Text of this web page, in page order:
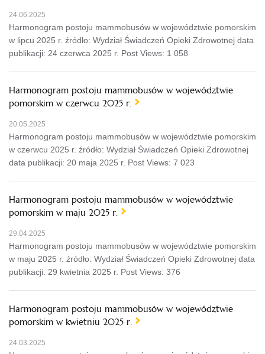
24.06.2025
Harmonogram postoju mammobusów w województwie pomorskim
w lipcu 2025 r. źródło: Wydział Świadczeń Opieki Zdrowotnej data
publikacji: 24 czerwca 2025 r. Post Views: 1 058
Harmonogram postoju mammobusów w województwie
pomorskim w czerwcu 2025 r.
20.05.2025
Harmonogram postoju mammobusów w województwie pomorskim
w czerwcu 2025 r. źródło: Wydział Świadczeń Opieki Zdrowotnej
data publikacji: 20 maja 2025 r. Post Views: 7 023
Harmonogram postoju mammobusów w województwie
pomorskim w maju 2025 r.
29.04.2025
Harmonogram postoju mammobusów w województwie pomorskim
w maju 2025 r. źródło: Wydział Świadczeń Opieki Zdrowotnej data
publikacji: 29 kwietnia 2025 r. Post Views: 376
Harmonogram postoju mammobusów w województwie
pomorskim w kwietniu 2025 r.
24.03.2025